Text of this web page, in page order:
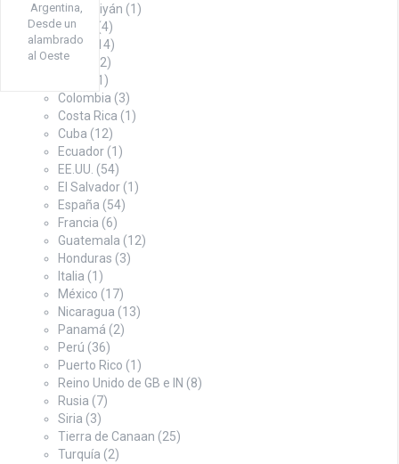
Argentina,
Desde un
alambrado
al Oeste
Azerbaiyán (1)
Bolivia
(4)
Brasil
(14)
Chile
(12)
(1)
Colombia (3)
Costa Rica (1)
Cuba (12)
Ecuador (1)
EE.UU. (54)
El Salvador (1)
España (54)
Francia (6)
Guatemala (12)
Honduras (3)
Italia (1)
México (17)
Nicaragua (13)
Panamá (2)
Perú (36)
Puerto Rico (1)
Reino Unido de GB e IN (8)
Rusia (7)
Siria (3)
Tierra de Canaan (25)
Turquía (2)